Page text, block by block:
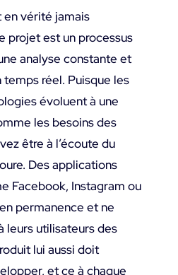
en vérité jamais
projet est un processus
analyse constante et
temps réel. Puisque les
évoluent à une
les besoins des
être à l’écoute du
Des applications
Facebook, Instagram ou
permanence et ne
leurs utilisateurs des
lui aussi doit
et ce à chaque